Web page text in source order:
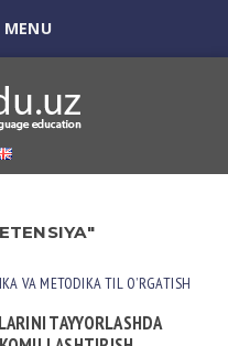
MENU
VА METODIKАTIL OʼRGАTISH
TAYYORLASHDA